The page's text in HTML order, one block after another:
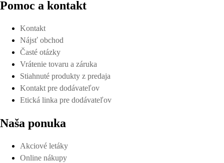
Detaily platnosti
Pomoc a kontakt
Kontakt
Nájsť obchod
Časté otázky
Vrátenie tovaru a záruka
Stiahnuté produkty z predaja
Kontakt pre dodávateľov
Etická linka pre dodávateľov
Naša ponuka
Akciové letáky
Online nákupy